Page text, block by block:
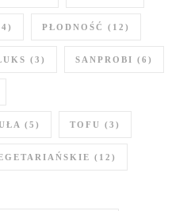
PŁODNOŚĆ (12)
(3) SANPROBI (6)
(5) TOFU (3)
(12)